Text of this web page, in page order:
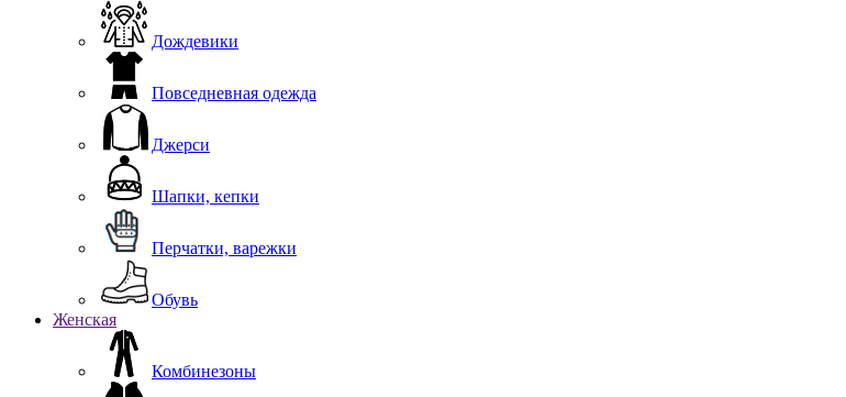
Дождевики
Повседневная одежда
Джерси
Шапки, кепки
Перчатки, варежки
Обувь
Женская
Комбинезоны